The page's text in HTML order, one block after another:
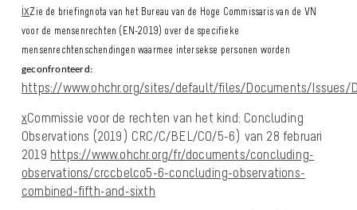
ixZie de briefingnota van het Bureau van de Hoge Commissaris van de VN
voor de mensenrechten (EN-2019) over de specifieke
mensenrechtenschendingen waarmee intersekse personen worden
geconfronteerd:
https://www.ohchr.org/sites/default/files/Documents/Issues/
xCommissie voor de rechten van het kind: Concluding
Observations (2019) CRC/C/BEL/CO/5-6) van 28 februari
2019 https://www.ohchr.org/fr/documents/concluding-
observations/crccbelco5-6-concluding-observations-
combined-fifth-and-sixth